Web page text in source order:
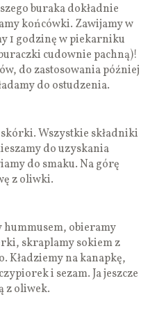
buraka dokładnie
końcówki. Zawijamy w
1 godzinę w piekarniku
cudownie pachną)!
do zastosowania później
do ostudzenia.
Wszystkie składniki
do uzyskania
do smaku. Na górę
z oliwki.
obieramy
skraplamy sokiem z
Kładziemy na kanapkę,
i sezam. Ja jeszcze
z oliwek.